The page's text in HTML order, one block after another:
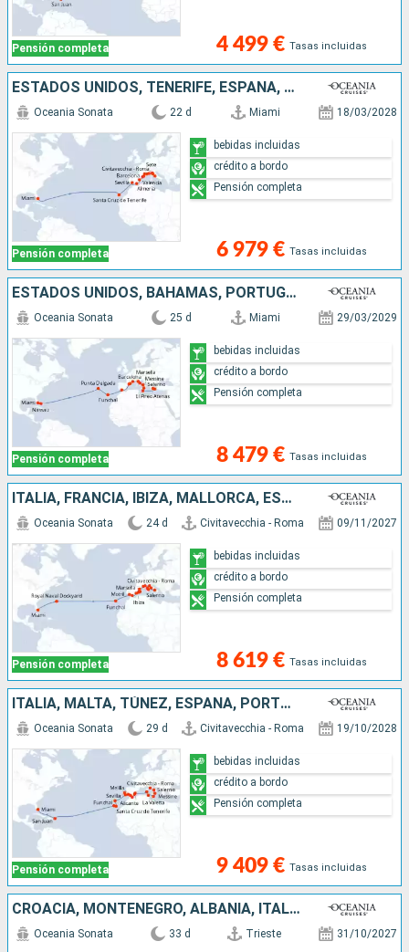
Pensión completa 4 499 € Tasas incluidas
ESTADOS UNIDOS, TENERIFE, ESPAÑA, FRANCIA, ITALIA
Pensión completa
Oceania Sonata 22 d Miami 18/03/2028
6 979 € Tasas incluidas
bebidas incluidas
crédito a bordo
Pensión completa
ESTADOS UNIDOS, BAHAMAS, PORTUGAL, ESPAÑA, FRANCIA, ITALIA, MALTA, GRECIA
Pensión completa
Oceania Sonata 25 d Miami 29/03/2029
8 479 € Tasas incluidas
bebidas incluidas
crédito a bordo
Pensión completa
ITALIA, FRANCIA, IBIZA, MALLORCA, ESPAÑA, PORTUGAL, REINO UNIDO, ESTADOS UNIDOS
Pensión completa
Oceania Sonata 24 d Civitavecchia - Roma 09/11/2027
8 619 € Tasas incluidas
bebidas incluidas
crédito a bordo
Pensión completa
ITALIA, MALTA, TÚNEZ, ESPAÑA, PORTUGAL, TENERIFE, MALLORCA, PORTO RICO, ESTADOS UNIDOS
Pensión completa
Oceania Sonata 29 d Civitavecchia - Roma 19/10/2028
9 409 € Tasas incluidas
bebidas incluidas
crédito a bordo
Pensión completa
CROACIA, MONTENEGRO, ALBANIA, ITALIA, FRANCIA, IBIZA, MALLORCA, ESPAÑA, PORTUGAL, REINO UNIDO, ESTADOS UNIDOS
Oceania Sonata 33 d Trieste 31/10/2027